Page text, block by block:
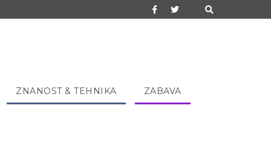
ZNANOST & TEHNIKA ZABAVA